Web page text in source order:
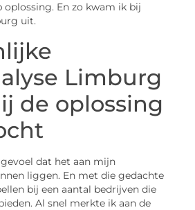
oplossing. En zo kwam ik bij
uit.
Limburg
de oplossing
dat het aan mijn
liggen. En met die gedachte
bij een aantal bedrijven die
Al snel merkte ik aan de